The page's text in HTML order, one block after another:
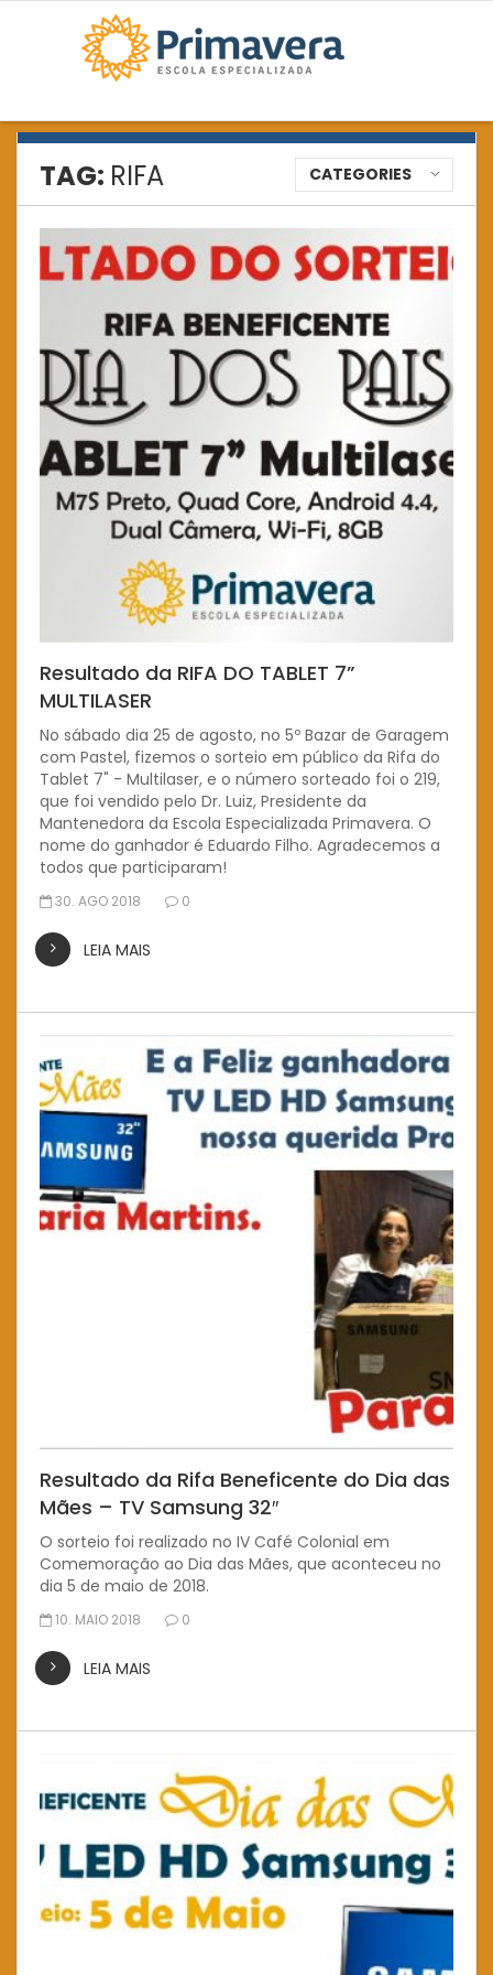
TAG: RIFA CATEGORIES
Resultado da RIFA DO TABLET 7”
MULTILASER
No sábado dia 25 de agosto, no 5º Bazar de Garagem
com Pastel, fizemos o sorteio em público da Rifa do
Tablet 7" - Multilaser, e o número sorteado foi o 219,
que foi vendido pelo Dr. Luiz, Presidente da
Mantenedora da Escola Especializada Primavera. O
nome do ganhador é Eduardo Filho. Agradecemos a
todos que participaram!
30. AGO 2018 0
LEIA MAIS
Resultado da Rifa Beneficente do Dia das
Mães – TV Samsung 32″
O sorteio foi realizado no IV Café Colonial em
Comemoração ao Dia das Mães, que aconteceu no
dia 5 de maio de 2018.
10. MAIO 2018 0
LEIA MAIS